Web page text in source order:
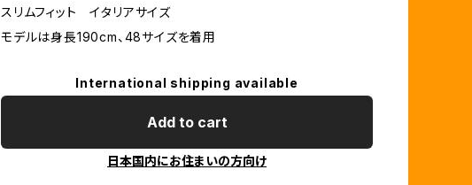
スリムフィット イタリアサイズ
モデルは身長190cm、48サイズを着用
International shipping available
Add to cart
日本国内にお住まいの方向け